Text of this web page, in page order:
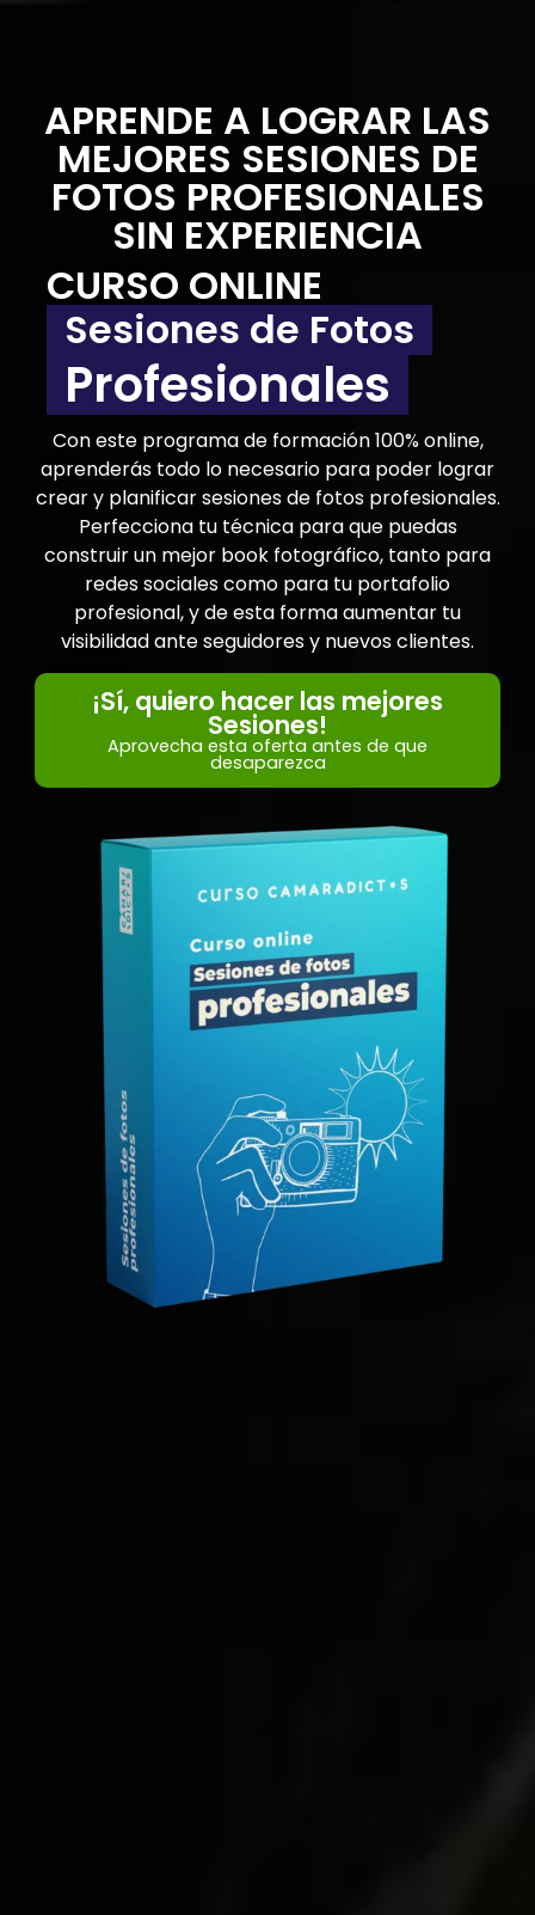
APRENDE A LOGRAR LAS
MEJORES SESIONES DE
FOTOS PROFESIONALES
SIN EXPERIENCIA
CURSO ONLINE
Sesiones de Fotos
Profesionales
Con este programa de formación 100% online,
aprenderás todo lo necesario para poder lograr
crear y planificar sesiones de fotos profesionales.
Perfecciona tu técnica para que puedas
construir un mejor book fotográfico, tanto para
redes sociales como para tu portafolio
profesional, y de esta forma aumentar tu
visibilidad ante seguidores y nuevos clientes.
¡Sí, quiero hacer las mejores
Sesiones!
Aprovecha esta oferta antes de que
desaparezca